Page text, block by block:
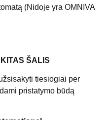
(Nidoje yra OMNIVA
ŠALIS
tiesiogiai per
pristatymo būdą